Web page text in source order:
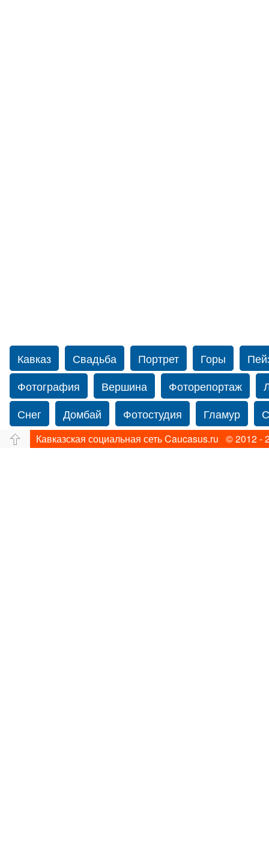
Кавказ Свадьба Портрет Горы
Фотография
Вершина Фоторепортаж
Снег
Домбай Фотостудия Гламур
Путешествие
Перевал Свадьба фото
Кавказская социальная сеть Caucasus.ru © 2012 -